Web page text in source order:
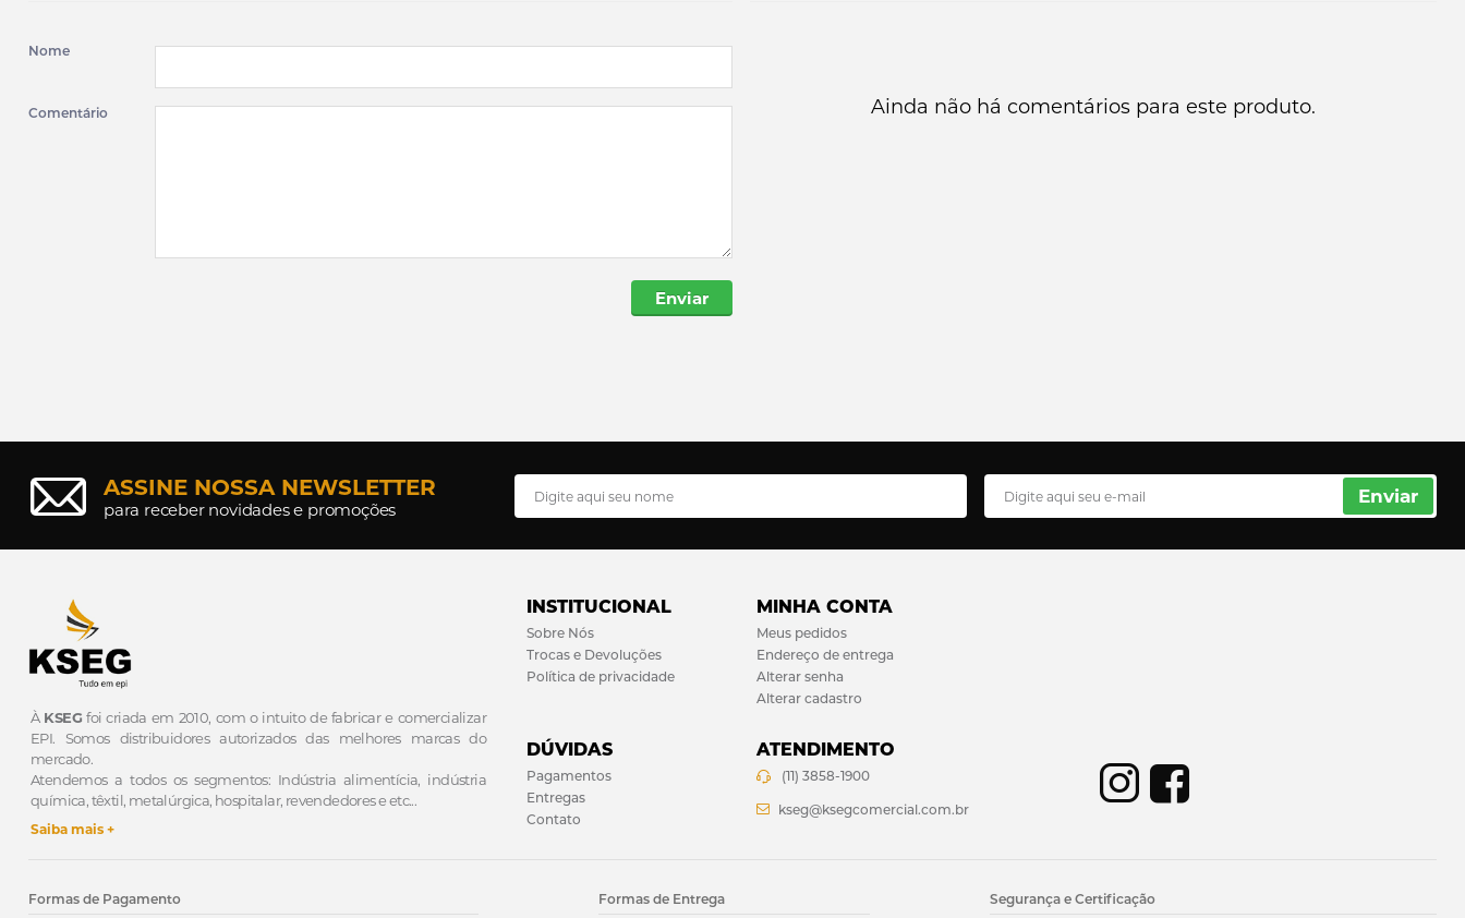
Nome
Comentário
Enviar
Ainda não há comentários para este produto.
ASSINE NOSSA NEWSLETTER
para receber novidades e promoções
Enviar
À KSEG foi criada em 2010, com o intuito de fabricar e comercializar
EPI. Somos distribuidores autorizados das melhores marcas do
mercado.
Atendemos a todos os segmentos: Indústria alimentícia, indústria
química, têxtil, metalúrgica, hospitalar, revendedores e etc...
Saiba mais +
INSTITUCIONAL
Sobre Nós
Trocas e Devoluções
Política de privacidade
MINHA CONTA
Meus pedidos
Endereço de entrega
Alterar senha
Alterar cadastro
DÚVIDAS
Pagamentos
Entregas
Contato
ATENDIMENTO
(11) 3858-1900
kseg@ksegcomercial.com.br
Formas de Pagamento Formas de Entrega Segurança e Certificação